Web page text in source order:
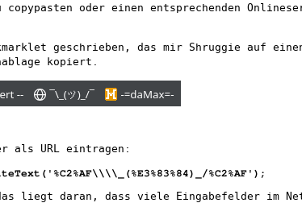
oder einen entsprechenden
geschrieben, das mir Shruggie auf
kopiert.
als URL eintragen:
%C2%AF');
liegt daran, dass viele Eingabefelder im